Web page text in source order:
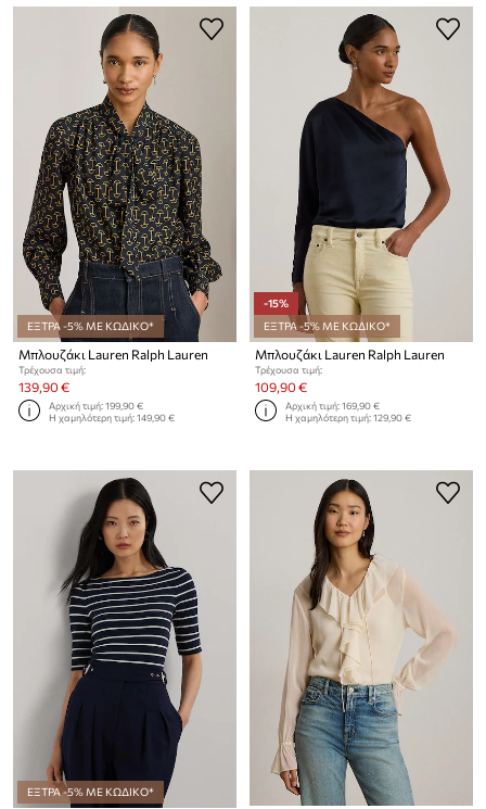
ΕΞΤΡΑ -5% ΜΕ ΚΩΔΙΚΟ*
Μπλουζάκι Lauren Ralph Lauren
Τρέχουσα τιμή:
139,90 €
Αρχική τιμή:199,90 €
Η χαμηλότερη τιμή:149,90 €
-15%
ΕΞΤΡΑ -5% ΜΕ ΚΩΔΙΚΟ*
Μπλουζάκι Lauren Ralph Lauren
Τρέχουσα τιμή:
109,90 €
Αρχική τιμή:169,90 €
Η χαμηλότερη τιμή:129,90 €
ΕΞΤΡΑ -5% ΜΕ ΚΩΔΙΚΟ*